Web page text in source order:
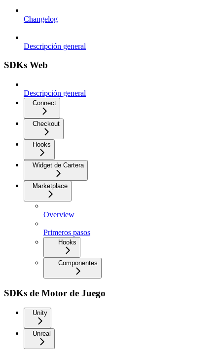
Changelog
Descripción general
SDKs Web
Descripción general
Connect
Checkout
Hooks
Widget de Cartera
Marketplace
Overview
Primeros pasos
Hooks
Componentes
SDKs de Motor de Juego
Unity
Unreal